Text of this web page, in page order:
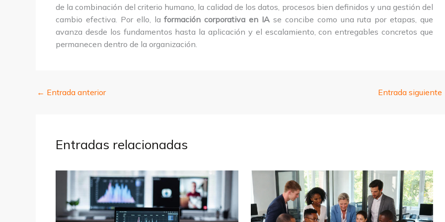
de la combinación del criterio humano, la calidad de los datos, procesos bien definidos y una gestión del
cambio efectiva. Por ello, laformación corporativa en IA se concibe como una ruta por etapas, que
avanza desde los fundamentos hasta la aplicación y el escalamiento, con entregables concretos que
permanecen dentro de la organización.
← Entrada anterior Entrada siguiente
Entradas relacionadas